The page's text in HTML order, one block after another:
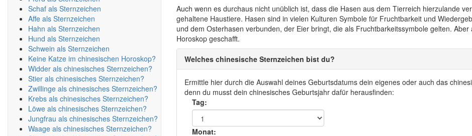
Schaf als Sternzeichen
Affe als Sternzeichen
Hahn als Sternzeichen
Hund als Sternzeichen
Schwein als Sternzeichen
Keine Katze im chinesischen Horoskop?
Widder als chinesisches Sternzeichen?
Stier als chinesisches Sternzeichen?
Zwillinge als chinesisches Sternzeichen?
Krebs als chinesisches Sternzeichen?
Löwe als chinesisches Sternzeichen?
Jungfrau als chinesisches Sternzeichen?
Waage als chinesisches Sternzeichen?
Auch wenn es durchaus nicht unüblich ist, dass die Hasen aus dem Tierreich hierzulande
gehaltene Haustiere. Hasen sind in vielen Kulturen Symbole für Fruchtbarkeit und
und dem Osterhasen verbunden, der Eier bringt, die als Fruchtbarkeitssymbole gelten.
Horoskop geschafft.
Welches chinesische Sternzeichen bist du?
Ermittle hier durch die Auswahl deines Geburtsdatums dein eigenes oder auch das
denn du musst dein chinesisches Geburtsjahr dafür herausfinden:
Tag:
Monat: